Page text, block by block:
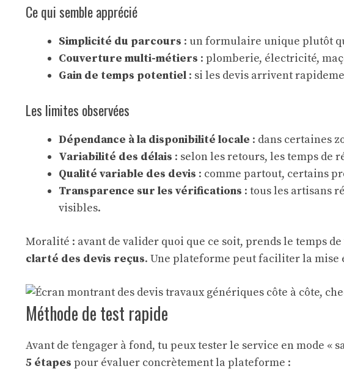
Ce qui semble apprécié
Simplicité du parcours : un formulaire unique plutôt
Couverture multi-métiers : plomberie, électricité,
Gain de temps potentiel : si les devis arrivent
Les limites observées
Dépendance à la disponibilité locale : dans certaines
Variabilité des délais : selon les retours, les temps de
Qualité variable des devis : comme partout, certains
Transparence sur les vérifications : tous les artisans
visibles.
Moralité : avant de valider quoi que ce soit, prends le temps de
clarté des devis reçus. Une plateforme peut faciliter la mise
Méthode de test rapide
Avant de t’engager à fond, tu peux tester le service en mode
5 étapes pour évaluer concrètement la plateforme :